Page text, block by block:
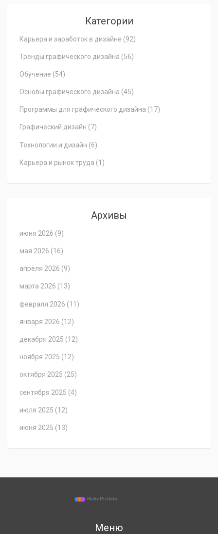
Категории
Карьера и заработок в дизайне (92)
Тренды графического дизайна (56)
Обучение (54)
Основы графического дизайна (45)
Программы для графического дизайна (17)
Графический дизайн (7)
Технологии и дизайн (6)
Карьера и рынок труда (1)
Архивы
июня 2026 (9)
мая 2026 (16)
апреля 2026 (9)
марта 2026 (13)
февраля 2026 (11)
января 2026 (12)
декабря 2025 (12)
ноября 2025 (12)
октября 2025 (25)
сентября 2025 (4)
июля 2025 (12)
июня 2025 (13)
Меню